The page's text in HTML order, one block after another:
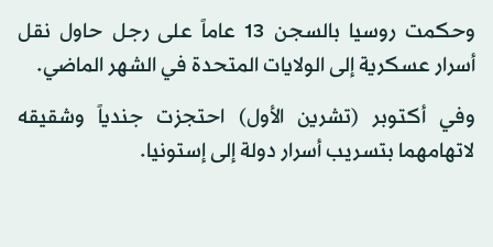
وحكمت روسيا بالسجن 13 عاماً على رجل حاول نقل
أسرار عسكرية إلى الولايات المتحدة في الشهر الماضي.
وفي أكتوبر (تشرين الأول) احتجزت جندياً وشقيقه
لاتهامهما بتسريب أسرار دولة إلى إستونيا.